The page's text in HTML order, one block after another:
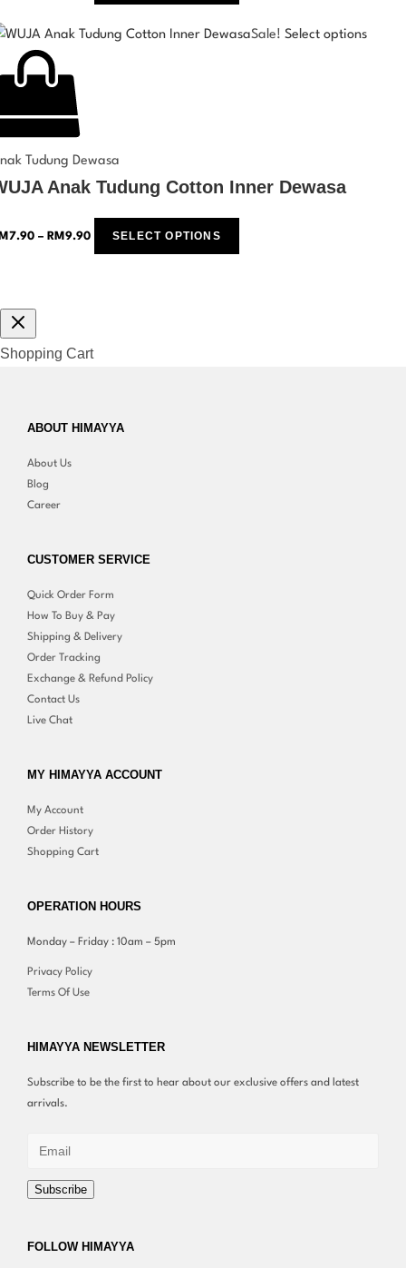
Sale! Select options
Tudung Dewasa
Anak Tudung Cotton Inner Dewasa
7.90 – RM 9.90 SELECT OPTIONS
Shopping Cart
ABOUT HIMAYYA
About Us
Blog
Career
CUSTOMER SERVICE
Quick Order Form
How To Buy & Pay
Shipping & Delivery
Order Tracking
Exchange & Refund Policy
Contact Us
Live Chat
MY HIMAYYA ACCOUNT
My Account
Order History
Shopping Cart
OPERATION HOURS
Monday – Friday : 10am – 5pm
Privacy Policy
Terms Of Use
HIMAYYA NEWSLETTER
Subscribe to be the first to hear about our exclusive offers and latest
arrivals.
Subscribe
FOLLOW HIMAYYA